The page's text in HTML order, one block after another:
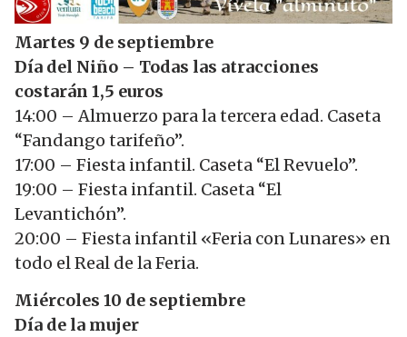
Martes 9 de septiembre
Día del Niño – Todas las atracciones
costarán 1,5 euros
14:00 – Almuerzo para la tercera edad. Caseta
“Fandango tarifeño”.
17:00 – Fiesta infantil. Caseta “El Revuelo”.
19:00 – Fiesta infantil. Caseta “El
Levantichón”.
20:00 – Fiesta infantil «Feria con Lunares» en
todo el Real de la Feria.
Miércoles 10 de septiembre
Día de la mujer